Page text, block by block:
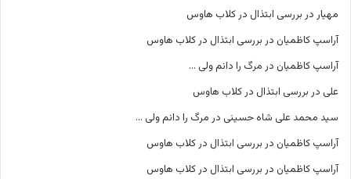
مهیار در بررسی ابتذال در کلاب هاوس
آراسپ کاظمیان در بررسی ابتذال در کلاب هاوس
آراسپ کاظمیان در مرگ را دانم ولی …
علی در بررسی ابتذال در کلاب هاوس
سید محمد علی شاه حسینی در مرگ را دانم ولی …
آراسپ کاظمیان در بررسی ابتذال در کلاب هاوس
آراسپ کاظمیان در بررسی ابتذال در کلاب هاوس